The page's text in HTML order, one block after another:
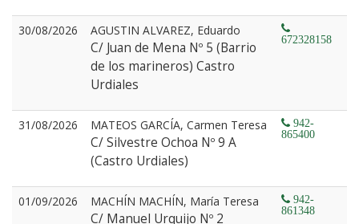
30/08/2026 AGUSTIN ALVAREZ, Eduardo
C/ Juan de Mena Nº 5 (Barrio
de los marineros) Castro
Urdiales
672328158
31/08/2026 MATEOS GARCÍA, Carmen Teresa
C/ Silvestre Ochoa Nº 9 A
(Castro Urdiales)
865400
01/09/2026 MACHÍN MACHÍN, María Teresa
C/ Manuel Urquijo Nº 2
861348